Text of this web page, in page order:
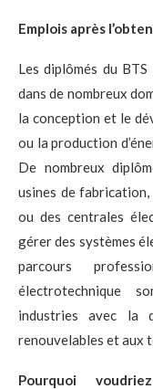
Emplois après
Les diplômés du
dans de nombreux
la conception et le
ou la production
De nombreux
usines de
ou des centrales
gérer des systèmes
parcours
électrotechnique
industries avec la
renouvelables et aux
Pourquoi